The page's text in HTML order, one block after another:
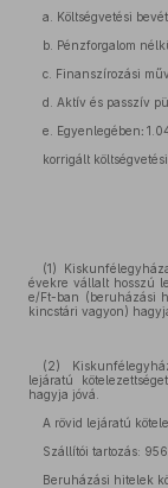
a. Költségvetési
b. Pénzforgalom
c. Finanszírozási
d. Aktív és passzív
e. Egyenlegében:
korrigált
(1)
évekre vállalt hosszú
e/Ft-ban (beruházási
kincstári vagyon)
(2)
lejáratú
hagyja jóvá.
A rövid lejáratú
Szállítói tartozás:
Beruházási hitelek